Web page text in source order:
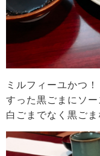
ミルフィーユかつ！
すった黒ごまにソー
白ごまでなく黒ご